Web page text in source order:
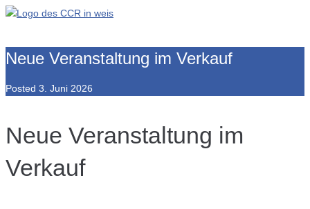
Neue Veranstaltung im Verkauf
Posted 3. Juni 2026
Neue Veranstaltung im
Verkauf